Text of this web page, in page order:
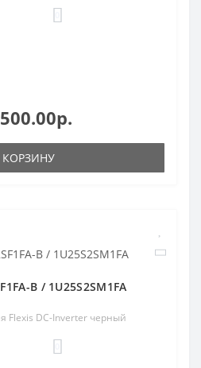
КОРЗИНУ
B / 1U25S2SM1FA
Flexis DC-Inverter черный